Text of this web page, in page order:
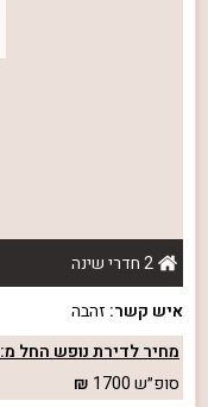
2 חדרי שינה
איש קשר: זהבה
מחיר לדירת נופש החל מ:
סופ״ש1700